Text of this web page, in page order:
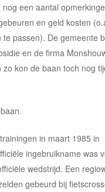
een aantal
en geld kosten
passen). De gemeente
en de firma
kon de baan toch nog
in maart 1985 in
ingebruikname was
wedstrijd. Een
gebeurd bij